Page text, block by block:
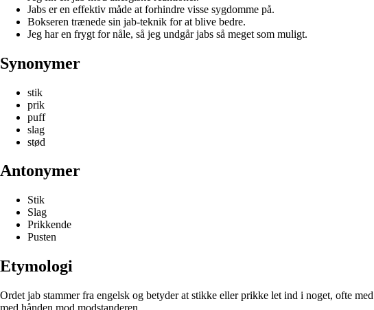
Jabs er en effektiv måde at forhindre visse sygdomme på.
Bokseren trænede sin jab-teknik for at blive bedre.
Jeg har en frygt for nåle, så jeg undgår jabs så meget som muligt.
Synonymer
stik
prik
puff
slag
stød
Antonymer
Stik
Slag
Prikkende
Pusten
Etymologi
Ordet jab stammer fra engelsk og betyder at stikke eller prikke let ind i noget, ofte